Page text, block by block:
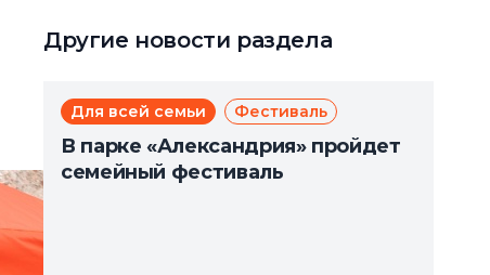
Другие новости раздела
Для всей семьи Фестиваль
В парке «Александрия» пройдет
семейный фестиваль